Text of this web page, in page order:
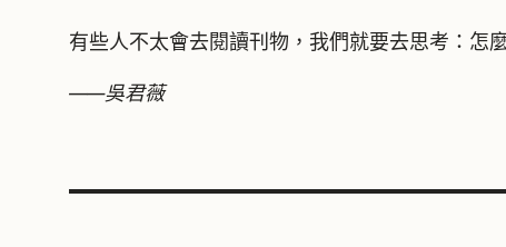
有些人不太會去閱讀刊物，我們就要去思考：怎
——吳君薇